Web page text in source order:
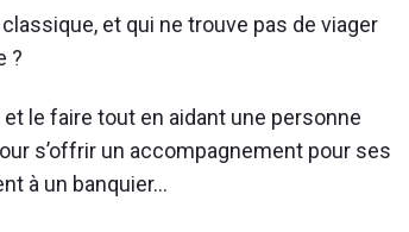
et qui ne trouve pas de viager
?
le faire tout en aidant une personne
s’offrir un accompagnement pour ses
à un banquier…